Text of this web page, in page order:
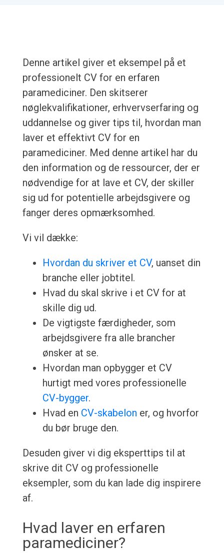
Denne artikel giver et eksempel på et
professionelt CV for en erfaren
paramediciner. Den skitserer
nøglekvalifikationer, erhvervserfaring og
uddannelse og giver tips til, hvordan man
laver et effektivt CV for en
paramediciner. Med denne artikel har du
den information og de ressourcer, der er
nødvendige for at lave et CV, der skiller
sig ud for potentielle arbejdsgivere og
fanger deres opmærksomhed.
Vi vil dække:
Hvordan du skriver et CV, uanset din
branche eller jobtitel.
Hvad du skal skrive i et CV for at
skille dig ud.
De vigtigste færdigheder, som
arbejdsgivere fra alle brancher
ønsker at se.
Hvordan man opbygger et CV
hurtigt med vores professionelle
CV-bygger.
Hvad en CV-skabelon er, og hvorfor
du bør bruge den.
Desuden giver vi dig eksperttips til at
skrive dit CV og professionelle
eksempler, som du kan lade dig inspirere
af.
Hvad laver en erfaren
paramediciner?